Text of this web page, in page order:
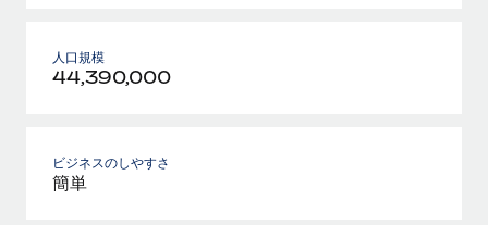
人口規模
44,390,000
ビジネスのしやすさ
簡単